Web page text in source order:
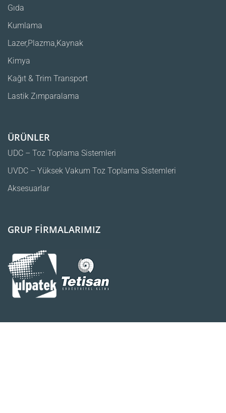
Gıda
Kumlama
Lazer,Plazma,Kaynak
Kimya
Kağıt & Trim Transport
Lastik Zımparalama
ÜRÜNLER
UDC – Toz Toplama Sistemleri
UVDC – Yüksek Vakum Toz Toplama Sistemleri
Aksesuarlar
GRUP FİRMALARIMIZ